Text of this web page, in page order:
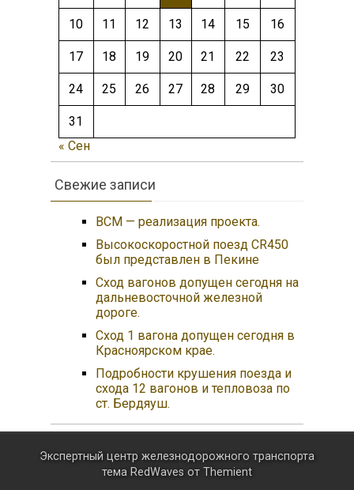
10 11 12 13 14 15 16
17 18 19 20 21 22 23
24 25 26 27 28 29 30
31
« Сен
Свежие записи
ВСМ — реализация проекта.
Высокоскоростной поезд CR450
был представлен в Пекине
Сход вагонов допущен сегодня на
дальневосточной железной
дороге.
Сход 1 вагона допущен сегодня в
Красноярском крае.
Подробности крушения поезда и
схода 12 вагонов и тепловоза по
ст. Бердяуш.
Экспертный центр железнодорожного транспорта
тема RedWaves от Themient